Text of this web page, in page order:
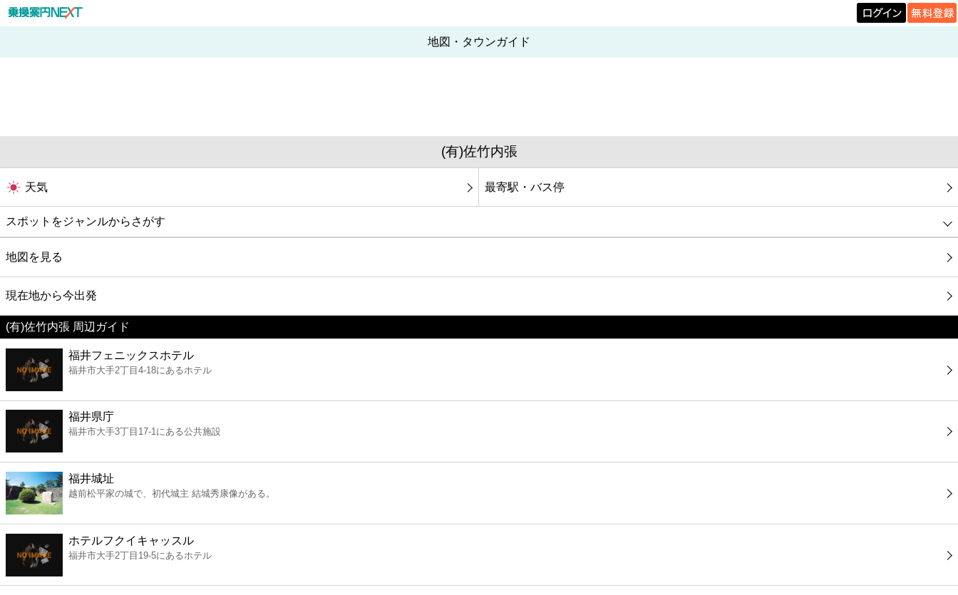
地図・タウンガイド
(有)佐竹内張
天気 最寄駅・バス停
スポットをジャンルからさがす
グルメ
映画
美容
コンビニ
薬局
スーパー
エンタメ
レジャー
書店
地図を見る
現在地から今出発
(有)佐竹内張 周辺ガイド
福井フェニックスホテル
福井市大手2丁目4-18にあるホテル
福井県庁
福井市大手3丁目17-1にある公共施設
福井城址
越前松平家の城で、初代城主 結城秀康像がある。
ホテルフクイキャッスル
福井市大手2丁目19-5にあるホテル